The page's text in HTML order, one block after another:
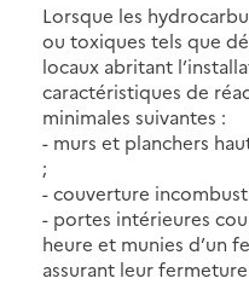
Lorsque les
ou toxiques tels que
locaux abritant
caractéristiques de
minimales suivantes :
- murs et planchers
;
- couverture
- portes intérieures
heure et munies d’un
assurant leur